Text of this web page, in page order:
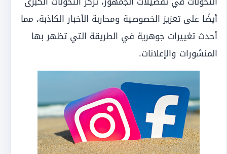
أيضًا على تعزيز الخصوصية ومحاربة الأخبار الكاذبة، مما
أحدث تغييرات جوهرية في الطريقة التي تظهر بها
المنشورات والإعلانات.